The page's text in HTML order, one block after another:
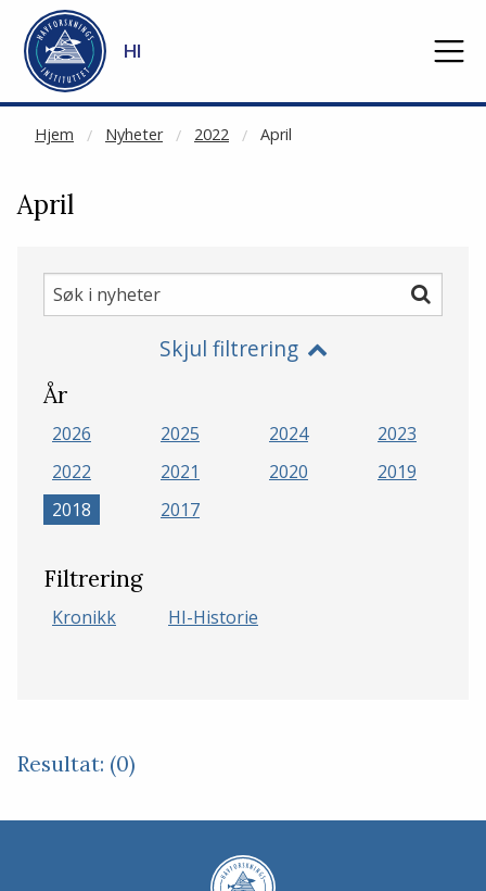
Gå til hovedinnhold
HI
Hjem Nyheter 2022 April
NOT CACHED
April
Søk
i
Søk
Skjul filtrering
År
2026 2025 2024
2023
2022
2021 2020
2019
2018
2017
Filtrering
Kronikk HI-Historie
Resultat: (0)